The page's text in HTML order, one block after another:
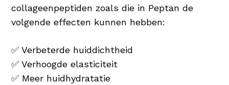
collageenpeptiden zoals die in Peptan de
volgende effecten kunnen hebben:
✅ Verbeterde huiddichtheid
✅ Verhoogde elasticiteit
✅ Meer huidhydratatie